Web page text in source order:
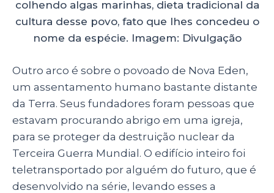
colhendo algas marinhas, dieta tradicional da
cultura desse povo, fato que lhes concedeu o
nome da espécie. Imagem: Divulgação
Outro arco é sobre o povoado de Nova Eden,
um assentamento humano bastante distante
da Terra. Seus fundadores foram pessoas que
estavam procurando abrigo em uma igreja,
para se proteger da destruição nuclear da
Terceira Guerra Mundial. O edifício inteiro foi
teletransportado por alguém do futuro, que é
desenvolvido na série, levando esses a